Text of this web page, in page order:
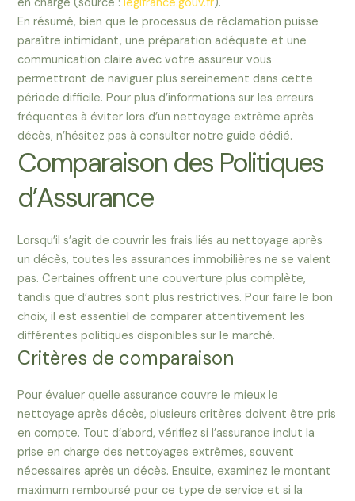
En résumé, bien que le processus de réclamation puisse
paraître intimidant, une préparation adéquate et une
communication claire avec votre assureur vous
permettront de naviguer plus sereinement dans cette
période difficile. Pour plus d’informations sur les erreurs
fréquentes à éviter lors d’un nettoyage extrême après
décès, n’hésitez pas à consulter notre guide dédié.
Comparaison des Politiques
d’Assurance
Lorsqu’il s’agit de couvrir les frais liés au nettoyage après
un décès, toutes les assurances immobilières ne se valent
pas. Certaines offrent une couverture plus complète,
tandis que d’autres sont plus restrictives. Pour faire le bon
choix, il est essentiel de comparer attentivement les
différentes politiques disponibles sur le marché.
Critères de comparaison
Pour évaluer quelle assurance couvre le mieux le
nettoyage après décès, plusieurs critères doivent être pris
en compte. Tout d’abord, vérifiez si l’assurance inclut la
prise en charge des nettoyages extrêmes, souvent
nécessaires après un décès. Ensuite, examinez le montant
maximum remboursé pour ce type de service et si la